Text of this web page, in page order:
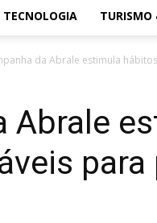
TECNOLOGIA TURISMO
da Abrale estimula
Abrale